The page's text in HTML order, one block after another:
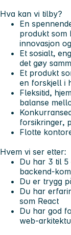
Hva kan vi tilby?
En
produkt som
innovasjon
Et sosialt,
det gøy
Et produkt
en forskjell i
Fleksitid,
balanse
forsikringer,
Flotte
Hvem vi ser etter:
Du har 3 til
backend-
Du er trygg
Du har
som React
Du har god
web-